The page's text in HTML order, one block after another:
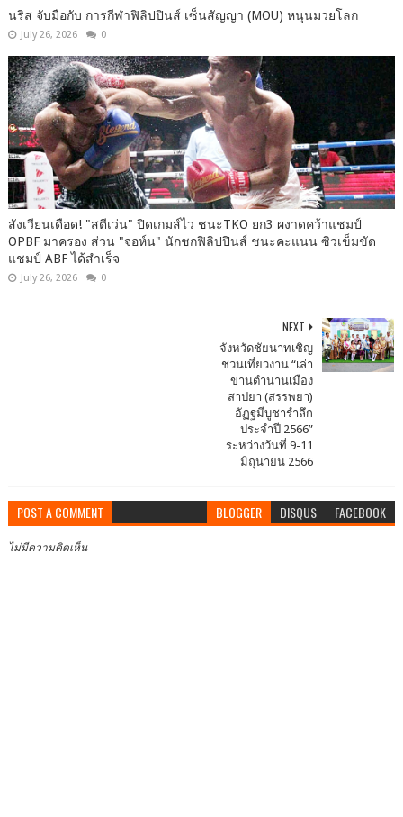
นริส จับมือกับ การกีฬาฟิลิปปินส์ เซ็นสัญญา (MOU) หนุนมวยโลก
July 26, 2026 0
สังเวียนเดือด! "สตีเว่น" ปิดเกมส์ไว ชนะTKO ยก3 ผงาดคว้าแชมป์
OPBF มาครอง ส่วน "จอห์น" นักชกฟิลิปปินส์ ชนะคะแนน ซิวเข็มขัด
แชมป์ ABF ได้สำเร็จ
July 26, 2026 0
NEXT
จังหวัดชัยนาทเชิญ
ชวนเที่ยวงาน “เล่า
ขานตำนานเมือง
สาปยา (สรรพยา)
อัฏฐมีบูชารำลึก
ประจำปี 2566”
ระหว่างวันที่ 9-11
มิถุนายน 2566
POST A COMMENT BLOGGER DISQUS FACEBOOK
ไม่มีความคิดเห็น